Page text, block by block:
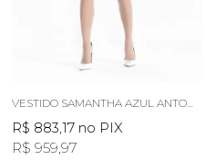
VESTIDO SAMANTHA AZUL ANTONIETA
R$ 883,17 no PIX
R$ 959,97